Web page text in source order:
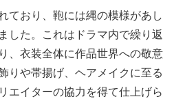
ており、鞄には縄の模様があし
した。これはドラマ内で繰り返
、衣装全体に作品世界への敬意
りや帯揚げ、ヘアメイクに至る
エイターの協力を得て仕上げら